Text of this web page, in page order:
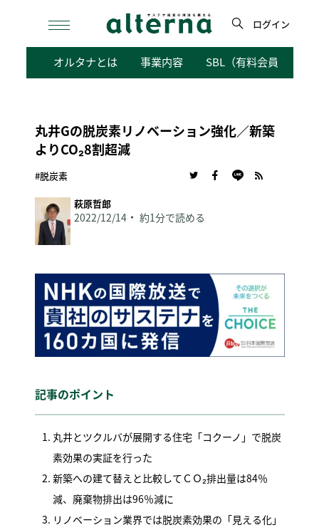
検
ログイン
オルタナとは 事業内容 SBL（有料会員向けサ
丸井Gの脱炭素リノベーション強化／新築
よりCO₂8割超減
#脱炭素
萩原哲郎
2022/12/14 約1分で読める
記事のポイント
丸井とツクルバが展開する住宅「コクーノ」で脱炭
素効果の実証を行った
新築への建て替えと比較してＣＯ₂排出量は84％
減、廃棄物排出は96％減に
リノベーション業界では脱炭素効果の「見える化」